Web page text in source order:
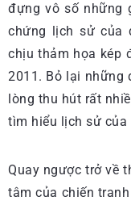
đựng vô số những
chứng lịch sử của
chịu thảm họa kép
2011. Bỏ lại những
lòng thu hút rất
tìm hiểu lịch sử của
Quay ngược trở về
tâm của chiến